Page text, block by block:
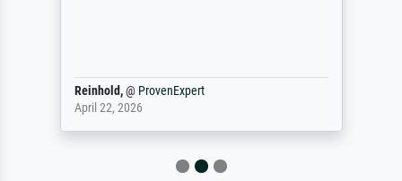
Reinhold,@ ProvenExpert
April 22, 2026